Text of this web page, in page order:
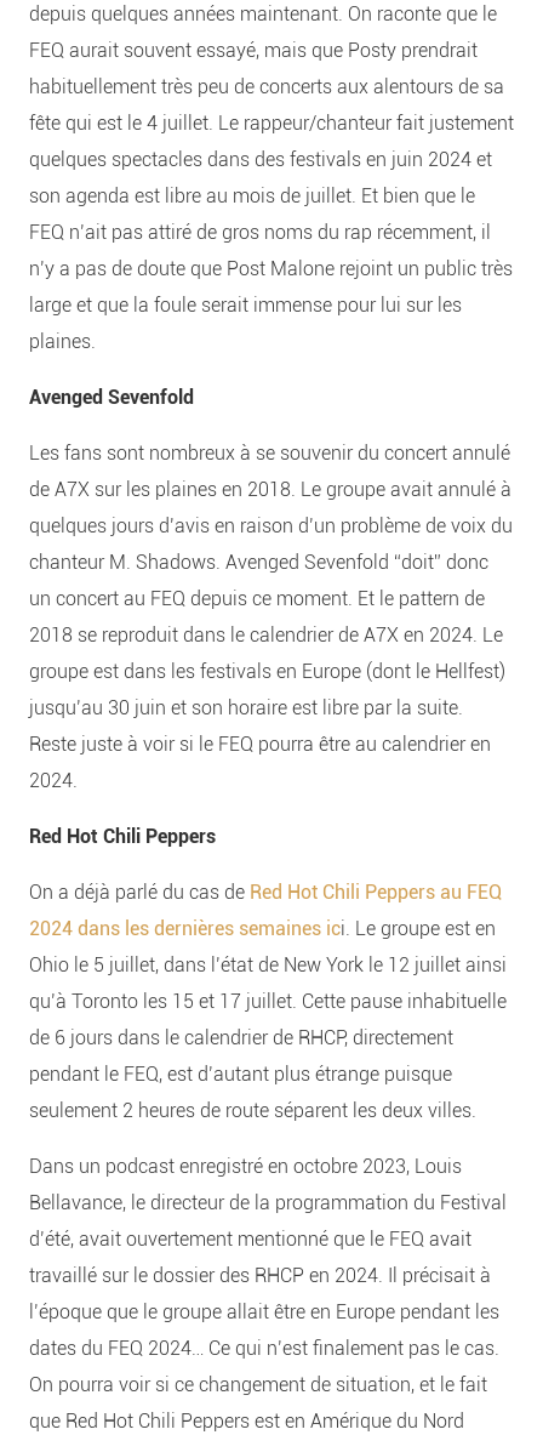
depuis quelques années maintenant. On raconte que le
FEQ aurait souvent essayé, mais que Posty prendrait
habituellement très peu de concerts aux alentours de sa
fête qui est le 4 juillet. Le rappeur/chanteur fait justement
quelques spectacles dans des festivals en juin 2024 et
son agenda est libre au mois de juillet. Et bien que le
FEQ n’ait pas attiré de gros noms du rap récemment, il
n’y a pas de doute que Post Malone rejoint un public très
large et que la foule serait immense pour lui sur les
plaines.
Avenged Sevenfold
Les fans sont nombreux à se souvenir du concert annulé
de A7X sur les plaines en 2018. Le groupe avait annulé à
quelques jours d’avis en raison d’un problème de voix du
chanteur M. Shadows. Avenged Sevenfold “doit” donc
un concert au FEQ depuis ce moment. Et le pattern de
2018 se reproduit dans le calendrier de A7X en 2024. Le
groupe est dans les festivals en Europe (dont le Hellfest)
jusqu’au 30 juin et son horaire est libre par la suite.
Reste juste à voir si le FEQ pourra être au calendrier en
2024.
Red Hot Chili Peppers
On a déjà parlé du cas de Red Hot Chili Peppers au FEQ
2024 dans les dernières semaines ici. Le groupe est en
Ohio le 5 juillet, dans l’état de New York le 12 juillet ainsi
qu’à Toronto les 15 et 17 juillet. Cette pause inhabituelle
de 6 jours dans le calendrier de RHCP, directement
pendant le FEQ, est d’autant plus étrange puisque
seulement 2 heures de route séparent les deux villes.
Dans un podcast enregistré en octobre 2023, Louis
Bellavance, le directeur de la programmation du Festival
d’été, avait ouvertement mentionné que le FEQ avait
travaillé sur le dossier des RHCP en 2024. Il précisait à
l’époque que le groupe allait être en Europe pendant les
dates du FEQ 2024… Ce qui n’est finalement pas le cas.
On pourra voir si ce changement de situation, et le fait
que Red Hot Chili Peppers est en Amérique du Nord